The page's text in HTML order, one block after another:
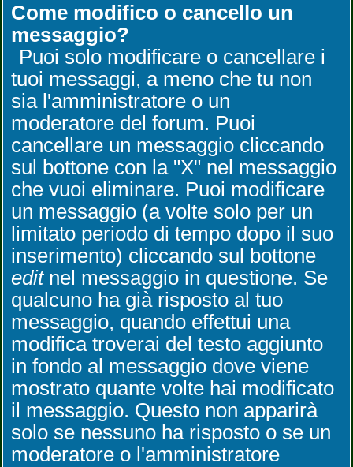
Come modifico o cancello un
messaggio?
Puoi solo modificare o cancellare i
tuoi messaggi, a meno che tu non
sia l'amministratore o un
moderatore del forum. Puoi
cancellare un messaggio cliccando
sul bottone con la "X" nel messaggio
che vuoi eliminare. Puoi modificare
un messaggio (a volte solo per un
limitato periodo di tempo dopo il suo
inserimento) cliccando sul bottone
editnel messaggio in questione. Se
qualcuno ha già risposto al tuo
messaggio, quando effettui una
modifica troverai del testo aggiunto
in fondo al messaggio dove viene
mostrato quante volte hai modificato
il messaggio. Questo non apparirà
solo se nessuno ha risposto o se un
moderatore o l'amministratore